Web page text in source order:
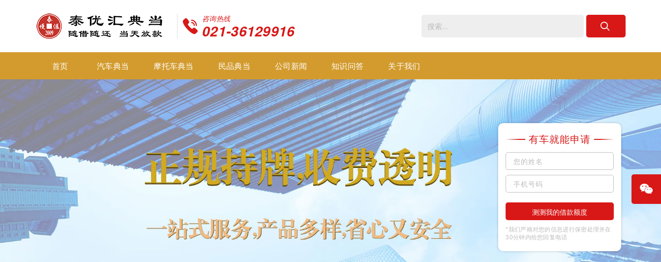
咨询热线
021-36129916
首页 汽车典当 摩托车典当 民品典当 公司新闻 知识问答 关于我们
有车就能申请
测测我的借款额度
*我们严格对您的信息进行保密处理并在
30分钟内给您回复电话